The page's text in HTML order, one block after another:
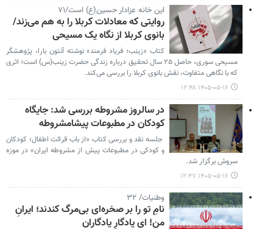
این خانه عزادار حسین(ع) است/۷۱
روایتی که معادلات کربلا را به هم می‌زند/
بانوی کربلا از نگاه یک مسیحی
کتاب «زینب؛ فریاد فرمند» نوشته آنتون بارا، پژوهشگر
مسیحی سوری، حاصل ۲۵ سال تحقیق درباره زندگی حضرت زینب(س) است؛ اثری
که با نگاهی متفاوت، نقش بانوی کربلا را بررسی می‌کند.
۱۴۰۵-۰۵-۱۶ ۱۲:۴۸
در سالروز مشروطه بررسی شد: جایگاه
کودکان در مطبوعات پیشامشروطه
جلسه نقد و بررسی کتاب «از باب قرائت اطفال؛ کودکان
و کودکی در مطبوعات پیش از مشروطه ایران» در موزه
سروش برگزار شد.
۱۴۰۵-۰۵-۱۶ ۱۲:۴۷
وطنیات/ ۳۲
نامِ تو را بر صخره‌ای بی‌مرگ کندند؛ ایرانِ
من! ای یادگارِ یادگاران